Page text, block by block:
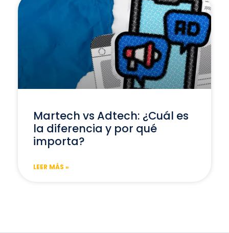
Martech vs Adtech: ¿Cuál es
la diferencia y por qué
importa?
LEER MÁS »